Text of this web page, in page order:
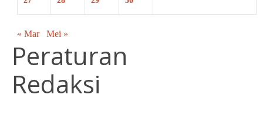
« Mar Mei »
Peraturan
Redaksi